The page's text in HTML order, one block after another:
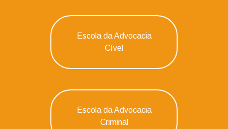
Escola da Advocacia
Cível
Escola da Advocacia
Criminal